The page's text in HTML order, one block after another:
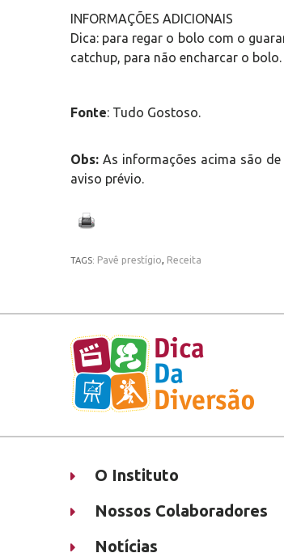
INFORMAÇÕES ADICIONAIS
Dica: para regar o bolo com o
catchup, para não encharcar o
Fonte: Tudo Gostoso.
Obs: As informações acima são
aviso prévio.
TAGS: Pavê prestígio, Receita
O Instituto
Nossos Colaboradores
Notícias